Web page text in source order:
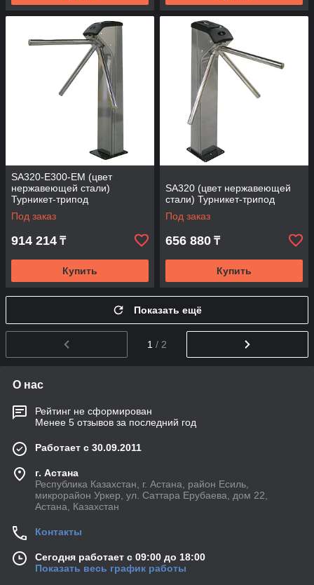
SA320-E300-EM (цвет
нержавеющей стали)
Турникет-трипод
Под заказ
914 214 ₸
Купить
SA320 (цвет нержавеющей
стали) Турникет-трипод
Под заказ
656 880 ₸
Купить
Показать ещё
1 / 2
О нас
Рейтинг не сформирован
Менее 5 отзывов за последний год
Работает с 30.09.2011
г. Астана
Республика Казахстан, г. Астана, район Есиль,
микрорайон Уркер, ул. Саттара Ерубаева, дом 22,
Астана, Казахстан
Контакты
Сегодня работает с 09:00 до 18:00
Показать весь график работы